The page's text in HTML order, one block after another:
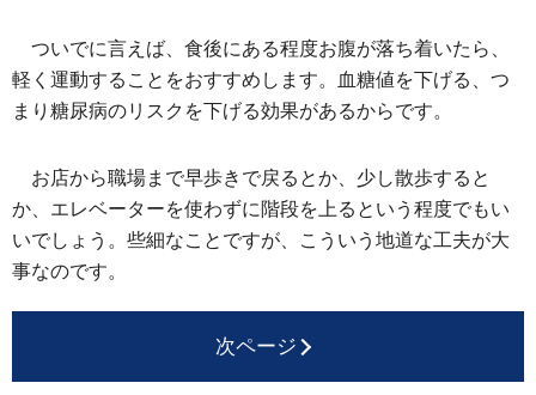
ついでに言えば、食後にある程度お腹が落ち着いたら、
軽く運動することをおすすめします。血糖値を下げる、つ
まり糖尿病のリスクを下げる効果があるからです。
お店から職場まで早歩きで戻るとか、少し散歩すると
か、エレベーターを使わずに階段を上るという程度でもい
いでしょう。些細なことですが、こういう地道な工夫が大
事なのです。
次ページ